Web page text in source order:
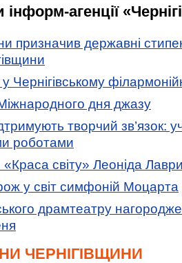
інформ-агенції
призначив державні
Чернігівському
дня джазу
творчий зв’язок:
роботами
«Краса світу» Леоніда
у світ симфоній Моцарта
драмтеатру
ЧЕРНІГІВЩИНИ